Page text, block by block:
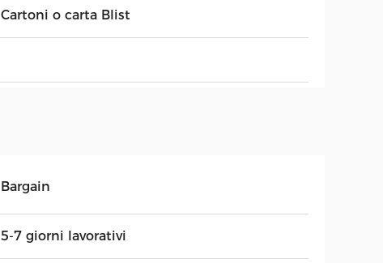
Cartoni o carta Blist
Bargain
5-7 giorni lavorativi